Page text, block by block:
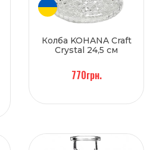
Колба KOHANA Craft
Crystal 24,5 см
770грн.